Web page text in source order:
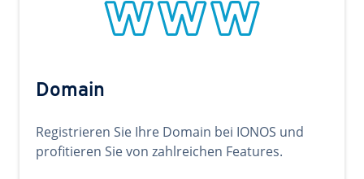
Domain
Registrieren Sie Ihre Domain bei IONOS und
profitieren Sie von zahlreichen Features.